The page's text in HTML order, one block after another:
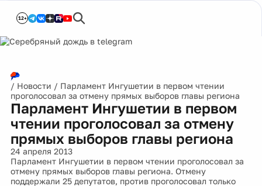
12+
/ Новости / Парламент Ингушетии в первом чтении
проголосовал за отмену прямых выборов главы региона
Парламент Ингушетии в первом
чтении проголосовал за отмену
прямых выборов главы региона
24 апреля 2013
Парламент Ингушетии в первом чтении проголосовал за
отмену прямых выборов главы региона. Отмену
поддержали 25 депутатов, против проголосовал только